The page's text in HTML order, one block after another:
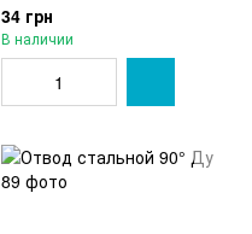
34 грн
В наличии